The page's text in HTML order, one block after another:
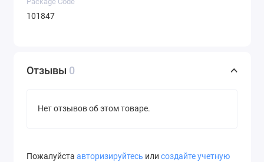
101847
Отзывы 0
Нет отзывов об этом товаре.
Пожалуйста авторизируйтесь или создайте учетную